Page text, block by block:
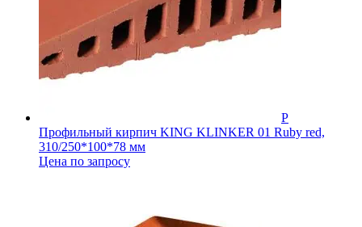
Профильный кирпич KING KLINKER 01 Ruby red,
310/250*100*78 мм
Цена по запросу